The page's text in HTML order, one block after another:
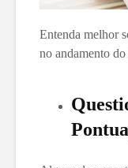
Entenda melhor
no andamento